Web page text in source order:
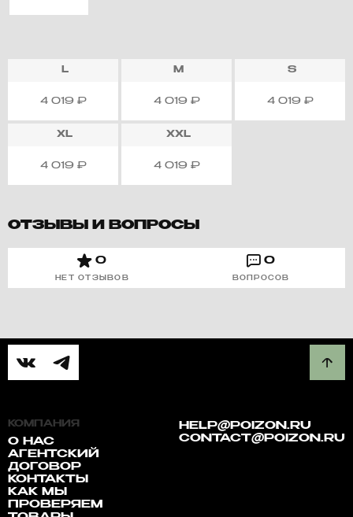
L
4 019 ₽
M
4 019 ₽
S
4 019 ₽
XL
4 019 ₽
XXL
4 019 ₽
ОТЗЫВЫ И ВОПРОСЫ
0
НЕТ ОТЗЫВОВ
0
ВОПРОСОВ
КОМПАНИЯ
О НАС
АГЕНТСКИЙ
ДОГОВОР
КОНТАКТЫ
КАК МЫ
ПРОВЕРЯЕМ
HELP@POIZON.RU
CONTACT@POIZON.RU